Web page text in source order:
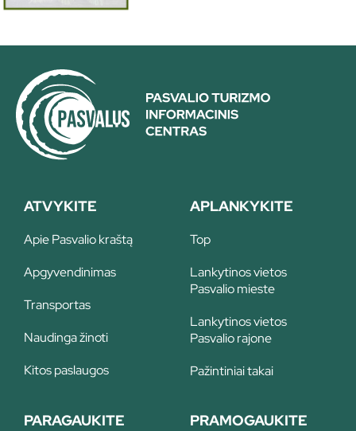
ATVYKITE
Apie Pasvalio kraštą
Apgyvendinimas
Transportas
Naudinga žinoti
Kitos paslaugos
APLANKYKITE
Top
Lankytinos vietos
Pasvalio mieste
Lankytinos vietos
Pasvalio rajone
Pažintiniai takai
PARAGAUKITE PRAMOGAUKITE